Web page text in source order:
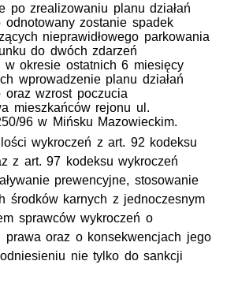
po zrealizowaniu planu działań
odnotowany zostanie spadek
nieprawidłowego parkowania
do dwóch zdarzeń
w okresie ostatnich 6 miesięcy
wprowadzenie planu działań
oraz wzrost poczucia
mieszkańców rejonu ul.
96 w Mińsku Mazowieckim.
wykroczeń z art. 92 kodeksu
z art. 97 kodeksu wykroczeń
prewencyjne, stosowanie
środków karnych z jednoczesnym
sprawców wykroczeń o
prawa oraz o konsekwencjach jego
nie tylko do sankcji